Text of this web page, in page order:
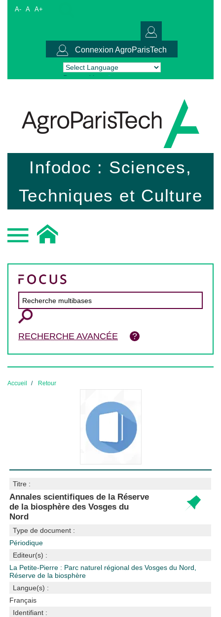
A- A A+
Connexion AgroParisTech
Powered by Translate
Infodoc : Sciences,
Techniques et Culture
RECHERCHE AVANCÉE
Accueil Retour
Titre :
Annales scientifiques de la Réserve
de la biosphère des Vosges du
Nord
Type de document :
Périodique
Editeur(s) :
La Petite-Pierre : Parc naturel régional des Vosges du Nord,
Réserve de la biosphère
Langue(s) :
Français
Identifiant :